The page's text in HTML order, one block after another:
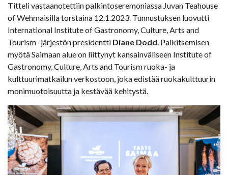
Titteli vastaanotettiin palkintoseremoniassa Juvan Teahouse
of Wehmaisilla torstaina 12.1.2023. Tunnustuksen luovutti
International Institute of Gastronomy, Culture, Arts and
Tourism -järjestön presidentti Diane Dodd. Palkitsemisen
myötä Saimaan alue on liittynyt kansainväliseen Institute of
Gastronomy, Culture, Arts and Tourism ruoka- ja
kulttuurimatkailun verkostoon, joka edistää ruokakulttuurin
monimuotoisuutta ja kestävää kehitystä.